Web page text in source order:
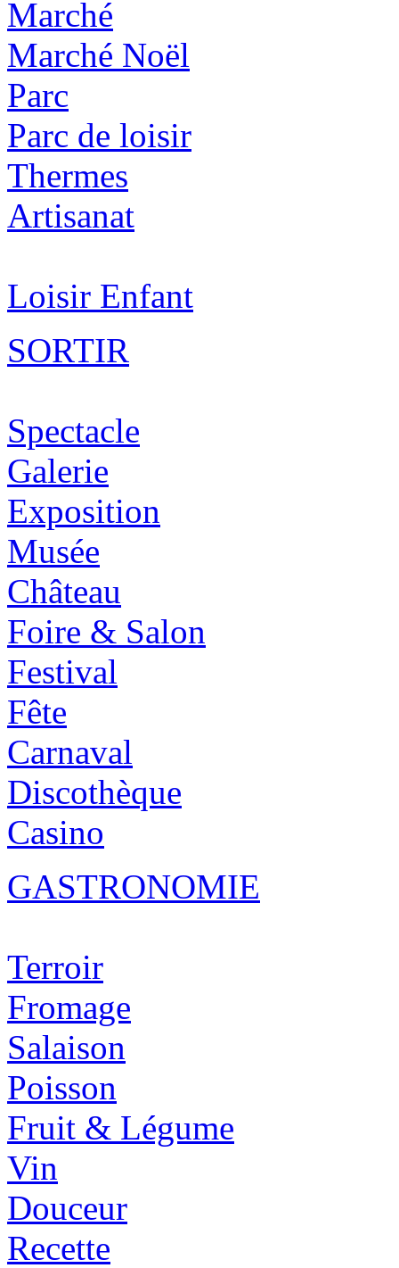
Marché
Marché Noël
Parc
Parc de loisir
Thermes
Artisanat
Loisir Enfant
SORTIR
Spectacle
Galerie
Exposition
Musée
Château
Foire & Salon
Festival
Fête
Carnaval
Discothèque
Casino
GASTRONOMIE
Terroir
Fromage
Salaison
Poisson
Fruit & Légume
Vin
Douceur
Recette